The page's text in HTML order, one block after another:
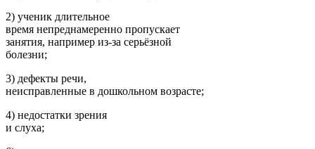
2) ученик длительное
время непреднамеренно пропускает
занятия, например из-за серьёзной
болезни;
3) дефекты речи,
неисправленные в дошкольном возрасте;
4) недостатки зрения
и слуха;